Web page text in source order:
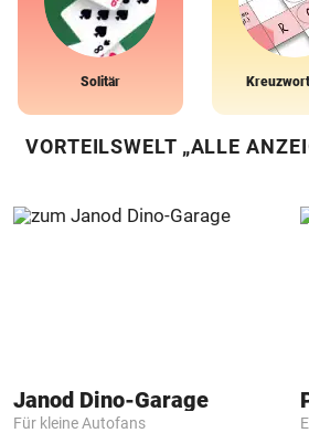
Solitär
VORTEILSWELT „ALLE
Janod Dino-Garage
Für kleine Autofans